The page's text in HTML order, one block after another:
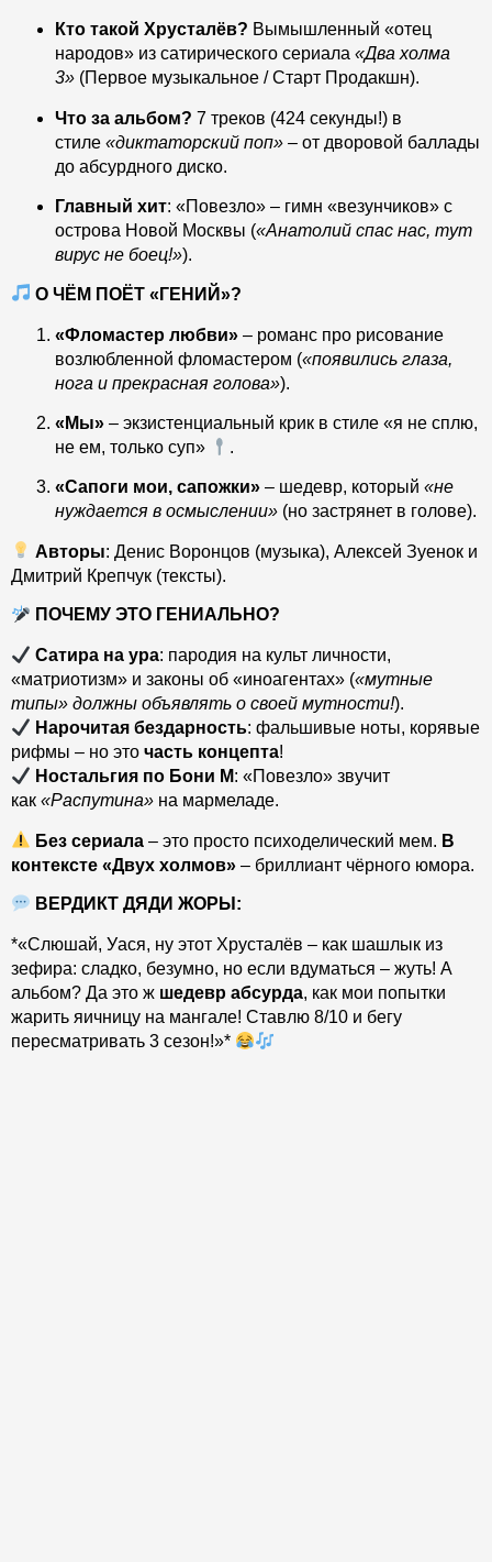
Кто такой Хрусталёв? Вымышленный «отец
народов» из сатирического сериала «Два холма
3» (Первое музыкальное / Старт Продакшн).
Что за альбом? 7 треков (424 секунды!) в
стиле «диктаторский поп» – от дворовой баллады
до абсурдного диско.
Главный хит: «Повезло» – гимн «везунчиков» с
острова Новой Москвы («Анатолий спас нас, тут
вирус не боец!»).
О ЧЁМ ПОЁТ «ГЕНИЙ»?
«Фломастер любви» – романс про рисование
возлюбленной фломастером («появились глаза,
нога и прекрасная голова»).
«Мы» – экзистенциальный крик в стиле «я не сплю,
не ем, только суп»
.
«Сапоги мои, сапожки» – шедевр, который «не
нуждается в осмыслении» (но застрянет в голове).
Авторы: Денис Воронцов (музыка), Алексей Зуенок и
Дмитрий Крепчук (тексты).
ПОЧЕМУ ЭТО ГЕНИАЛЬНО?
Сатира на ура: пародия на культ личности,
«матриотизм» и законы об «иноагентах» («мутные
типы» должны объявлять о своей мутности!).
Нарочитая бездарность: фальшивые ноты, корявые
рифмы – но это часть концепта!
Ностальгия по Бони М: «Повезло» звучит
как «Распутина» на мармеладе.
Без сериала – это просто психоделический мем. В
контексте «Двух холмов» – бриллиант чёрного юмора.
ВЕРДИКТ ДЯДИ ЖОРЫ:
*«Слюшай, Уася, ну этот Хрусталёв – как шашлык из
зефира: сладко, безумно, но если вдуматься – жуть! А
альбом? Да это ж шедевр абсурда, как мои попытки
жарить яичницу на мангале! Ставлю 8/10 и бегу
пересматривать 3 сезон!»*